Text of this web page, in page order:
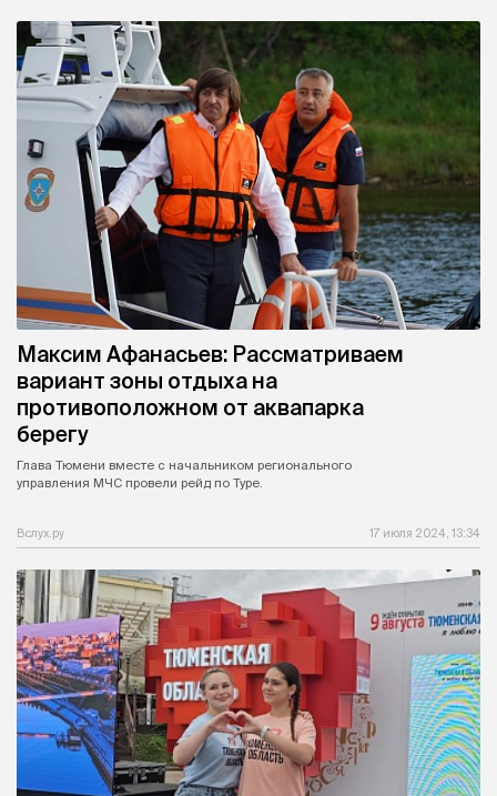
Максим Афанасьев: Рассматриваем
вариант зоны отдыха на
противоположном от аквапарка
берегу
Глава Тюмени вместе с начальником регионального
управления МЧС провели рейд по Туре.
Вслух.ру 17 июля 2024, 13:34